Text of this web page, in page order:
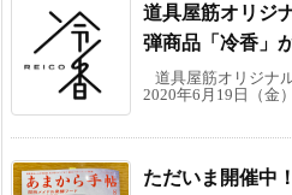
道具屋筋オリジ
弾商品「冷香」
道具屋筋オリジナ
2020年6月19日（金
ただいま開催中